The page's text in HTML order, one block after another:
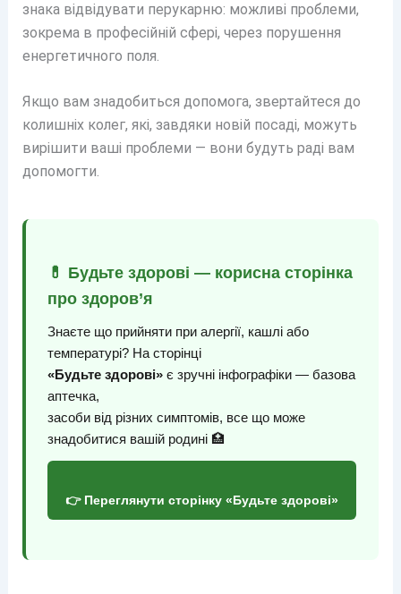
знака відвідувати перукарню: можливі проблеми,
зокрема в професійній сфері, через порушення
енергетичного поля.
Якщо вам знадобиться допомога, звертайтеся до
колишніх колег, які, завдяки новій посаді, можуть
вирішити ваші проблеми — вони будуть раді вам
допомогти.
💊 Будьте здорові — корисна сторінка
про здоров’я
Знаєте що прийняти при алергії, кашлі або
температурі? На сторінці
«Будьте здорові»є зручні інфографіки — базова
аптечка,
засоби від різних симптомів, все що може
знадобитися вашій родині 🏥
👉 Переглянути сторінку «Будьте здорові»